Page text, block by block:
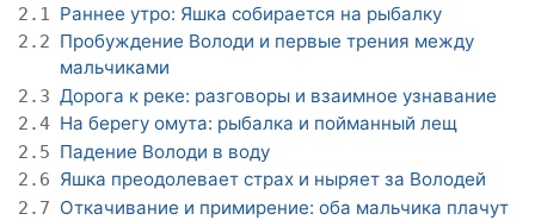
2.1 Раннее утро: Яшка собирается на рыбалку
2.2 Пробуждение Володи и первые трения между
мальчиками
2.3 Дорога к реке: разговоры и взаимное узнавание
2.4 На берегу омута: рыбалка и пойманный лещ
2.5 Падение Володи в воду
2.6 Яшка преодолевает страх и ныряет за Володей
2.7 Откачивание и примирение: оба мальчика плачут